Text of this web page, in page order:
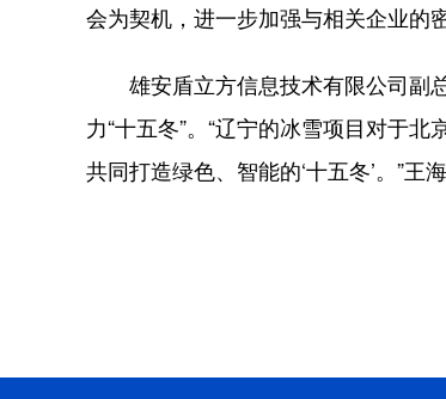
会为契机，进一步加强与相关企业的
雄安盾立方信息技术有限公司副
力“十五冬”。“辽宁的冰雪项目对于
共同打造绿色、智能的‘十五冬’。”王海